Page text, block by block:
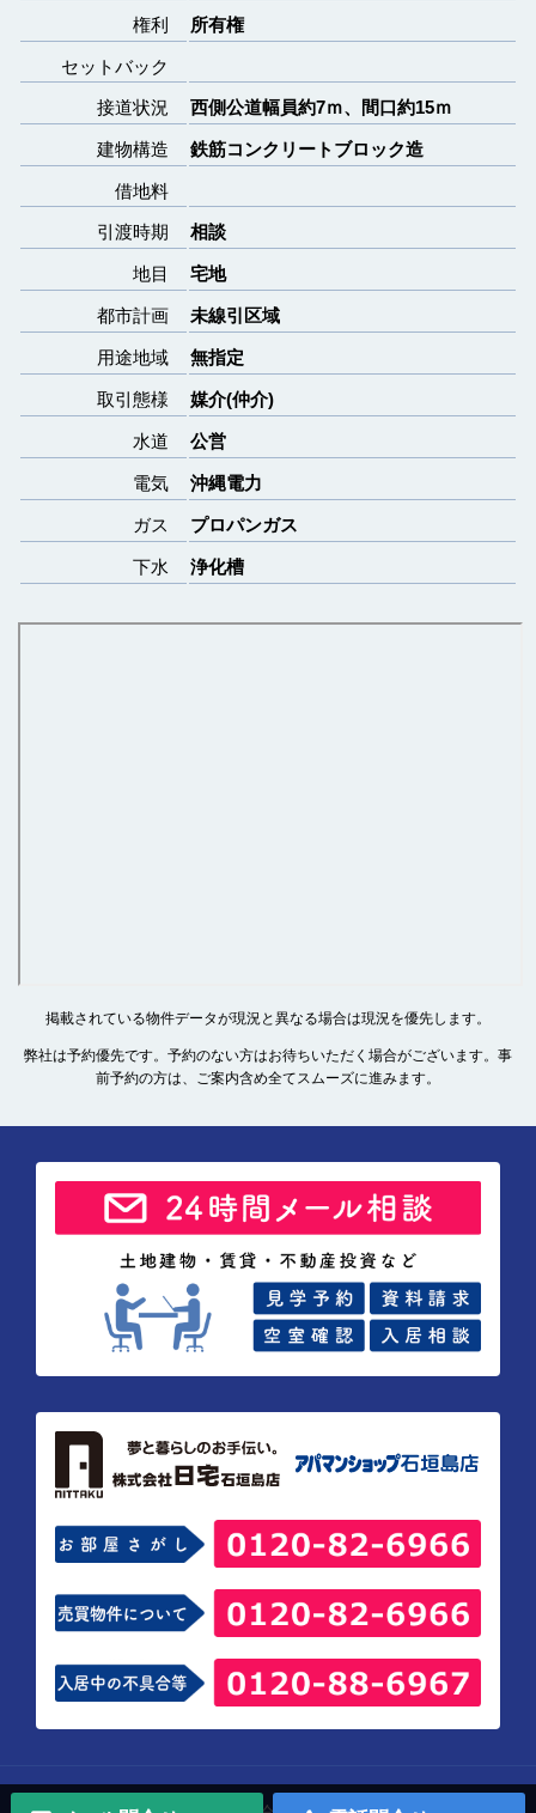
権利 所有権
セットバック
接道状況
西側公道幅員約7ｍ、間口約15ｍ
建物構造 鉄筋コンクリートブロック造
借地料
引渡時期
相談
地目 宅地
都市計画 未線引区域
用途地域 無指定
取引態様 媒介(仲介)
水道 公営
電気 沖縄電力
ガス プロパンガス
下水 浄化槽
掲載されている物件データが現況と異なる場合は現況を優先します。
弊社は予約優先です。予約のない方はお待ちいただく場合がございます。事
前予約の方は、ご案内含め全てスムーズに進みます。